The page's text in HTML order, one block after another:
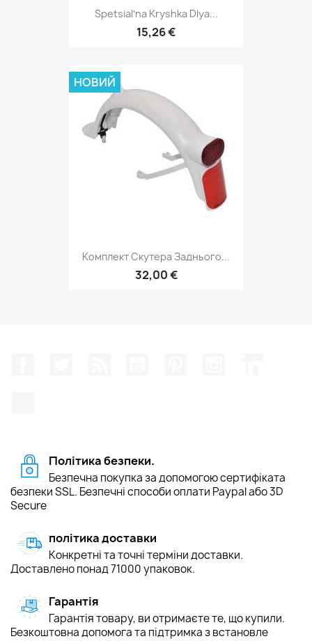
Spetsialʹna Kryshka Dlya...
15,26 €
Комплект Скутера Заднього...
32,00 €
НОВИЙ
Політика безпеки.
Безпечна покупка за допомогою сертифіката
безпеки SSL. Безпечні способи оплати Paypal або 3D
Secure
політика доставки
Конкретні та точні терміни доставки.
Доставлено понад 71000 упаковок.
Гарантія
Гарантія товару, ви отримаєте те, що купили.
Безкоштовна допомога та підтримка з встановле